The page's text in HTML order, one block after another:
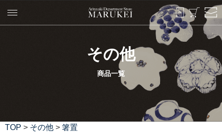
その他
商品一覧
TOP > その他 > 箸置